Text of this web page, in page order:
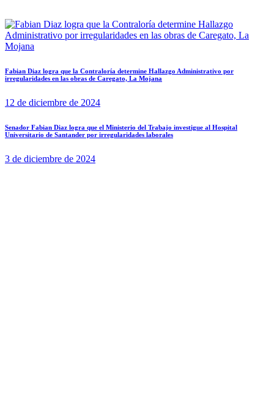
Fabian Diaz logra que la Contraloría determine Hallazgo Administrativo por
irregularidades en las obras de Caregato, La Mojana
12 de diciembre de 2024
Senador Fabian Diaz logra que el Ministerio del Trabajo investigue al Hospital
Universitario de Santander por irregularidades laborales
3 de diciembre de 2024